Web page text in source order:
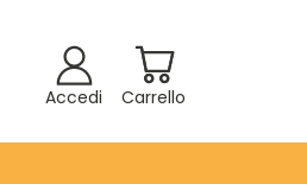
Carrello
Accedi